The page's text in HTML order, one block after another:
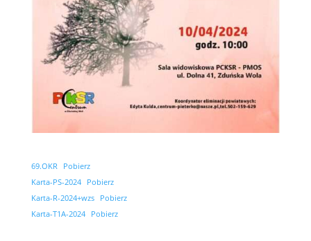
69.OKR
Pobierz
Karta-PS-2024
Pobierz
Karta-R-2024+wzs
Pobierz
Karta-T1A-2024
Pobierz